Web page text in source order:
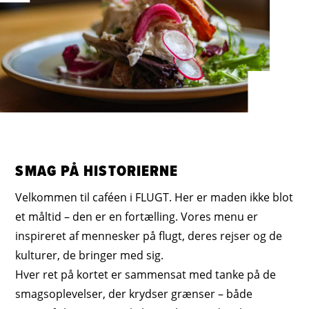
SMAG PÅ HISTORIERNE
Velkommen til caféen i FLUGT. Her er maden ikke blot
et måltid – den er en fortælling. Vores menu er
inspireret af mennesker påflugt, deres rejser og de
kulturer, de bringer med sig.
Hver ret på kortet er sammensat med tanke på de
smagsoplevelser, der krydser grænser – både